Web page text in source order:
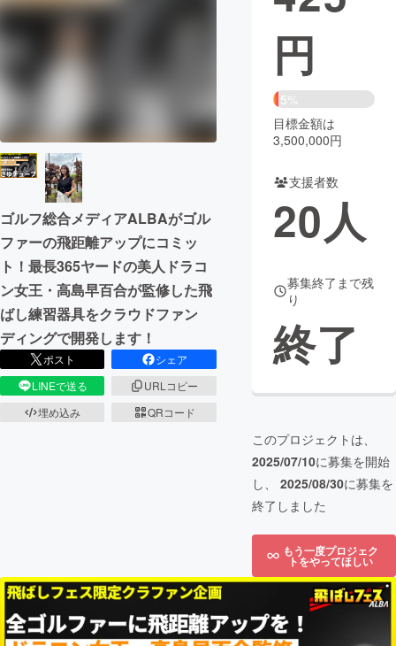
CAMPFIRE for Social Good
CAMPFIRE Creation
CAMPFIREふるさと納税machi-ya コミュニティ
ゴルフ総合メディアALBAがゴル
ファーの飛距離アップにコミッ
ト！最長365ヤードの美人ドラコ
ン女王・高島早百合が監修した飛
ばし練習器具をクラウドファン
ディングで開発します！
ポスト
シェア
LINEで送る
URLコピー
埋め込み
QRコード
円
5%
目標金額は
3,500,000円
支援者数
20人
募集終了まで残
り
終了
このプロジェクトは、
2025/07/10に募集を開始
し、 2025/08/30に募集を
終了しました
もう一度プロジェク
トをやってほしい